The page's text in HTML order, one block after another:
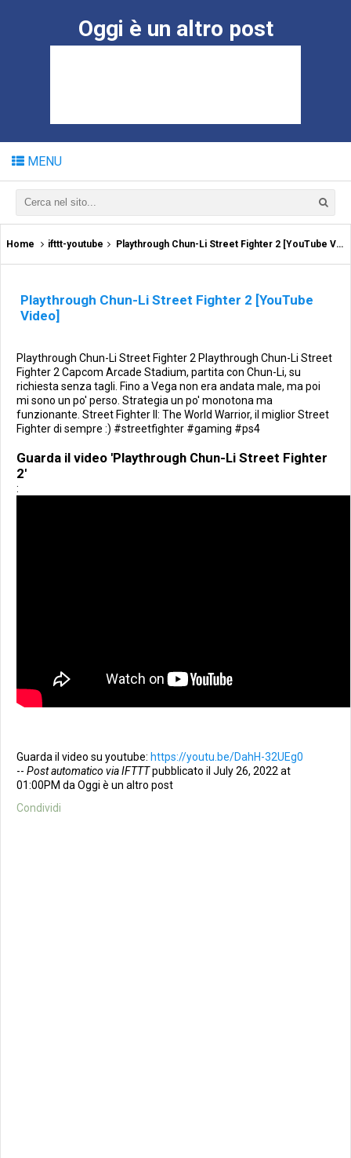
Oggi è un altro post
MENU
Home ifttt-youtube Playthrough Chun-Li Street Fighter 2 [YouTube Video]
Playthrough Chun-Li Street Fighter 2 [YouTube
Video]
Playthrough Chun-Li Street Fighter 2 Playthrough Chun-Li Street
Fighter 2 Capcom Arcade Stadium, partita con Chun-Li, su
richiesta senza tagli. Fino a Vega non era andata male, ma poi
mi sono un po' perso. Strategia un po' monotona ma
funzionante. Street Fighter II: The World Warrior, il miglior Street
Fighter di sempre :) #streetfighter #gaming #ps4
Guarda il video 'Playthrough Chun-Li Street Fighter
2'
:
Guarda il video su youtube: https://youtu.be/DahH-32UEg0
-- Post automatico via IFTTTpubblicato il July 26, 2022 at
01:00PM da Oggi è un altro post
Condividi